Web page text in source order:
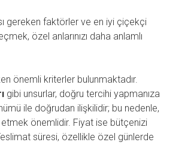
gereken faktörler ve en iyi çiçekçi
özel anlarınızı daha anlamlı
önemli kriterler bulunmaktadır.
gibi unsurlar, doğru tercihi yapmanıza
ile doğrudan ilişkilidir; bu nedenle,
etmek önemlidir. Fiyat ise bütçenizi
süresi, özellikle özel günlerde